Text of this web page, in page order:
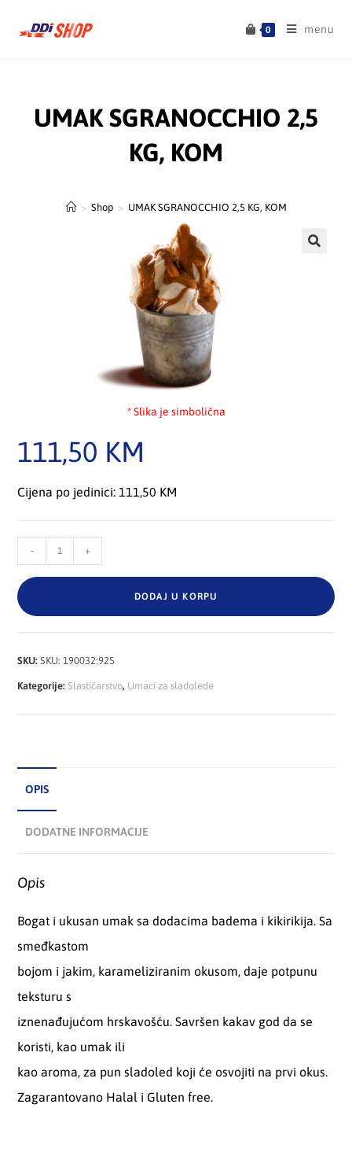
0 menu
UMAK SGRANOCCHIO 2,5
KG, KOM
> Shop > UMAK SGRANOCCHIO 2,5 KG, KOM
* Slika je simbolična
111,50 KM
Cijena po jedinici: 111,50 KM
- +
DODAJ U KORPU
SKU:SKU: 190032:925
Kategorije:Slastičarstvo, Umaci za sladolede
OPIS
DODATNE INFORMACIJE
Opis
Bogat i ukusan umak sa dodacima badema i kikirikija. Sa
smeđkastom
bojom i jakim, karameliziranim okusom, daje potpunu
teksturu s
iznenađujućom hrskavošću. Savršen kakav god da se
koristi, kao umak ili
kao aroma, za pun sladoled koji će osvojiti na prvi okus.
Zagarantovano Halal i Gluten free.